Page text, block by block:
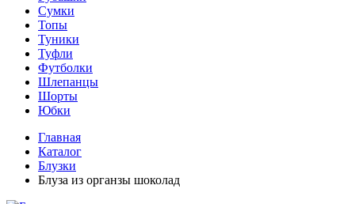
Сумки
Топы
Туники
Туфли
Футболки
Шлепанцы
Шорты
Юбки
Главная
Каталог
Блузки
Блуза из органзы шоколад